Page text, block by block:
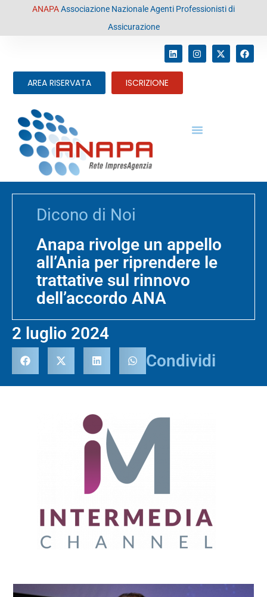
contenutoANAPAAssociazione Nazionale Agenti Professionisti di
Assicurazione
AREA RISERVATA ISCRIZIONE
Dicono di Noi
Anapa rivolge un appello
all’Ania per riprendere le
trattative sul rinnovo
dell’accordo ANA
2 luglio 2024
Condividi